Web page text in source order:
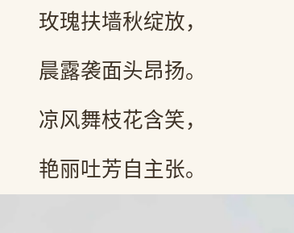
玫瑰扶墙秋绽放，
晨露袭面头昂扬。
凉风舞枝花含笑，
艳丽吐芳自主张。